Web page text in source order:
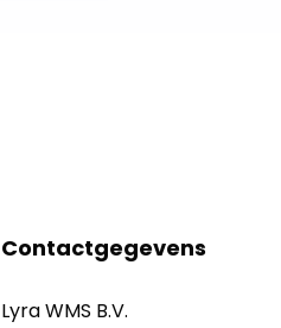
Contactgegevens
Lyra WMS B.V.